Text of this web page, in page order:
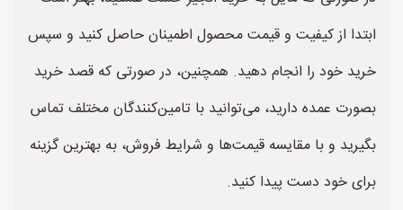
ابتدا از کیفیت و قیمت محصول اطمینان حاصل کنید و سپس
خرید خود را انجام دهید. همچنین، در صورتی که قصد خرید
بصورت عمده دارید، می‌توانید با تامین‌کنندگان مختلف تماس
بگیرید و با مقایسه قیمت‌ها و شرایط فروش، به بهترین گزینه
برای خود دست پیدا کنید.